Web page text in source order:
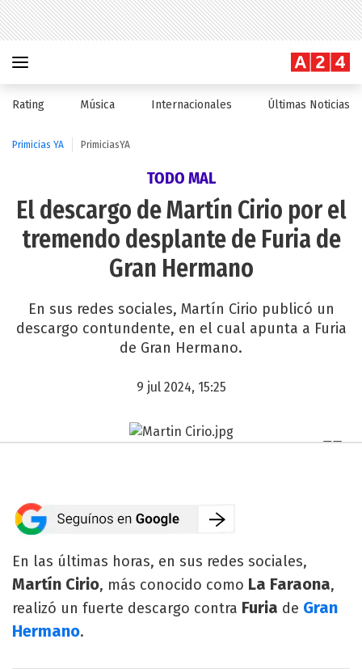
Rating Música Internacionales Últimas Noticias
Primicias YA PrimiciasYA
TODO MAL
El descargo de Martín Cirio por el
tremendo desplante de Furia de
Gran Hermano
En sus redes sociales, Martín Cirio publicó un
descargo contundente, en el cual apunta a Furia
de Gran Hermano.
9 jul 2024, 15:25
En las últimas horas, en sus redes sociales,
Martín Cirio, más conocido como La Faraona,
realizó un fuerte descargo contra Furia de Gran
Hermano.